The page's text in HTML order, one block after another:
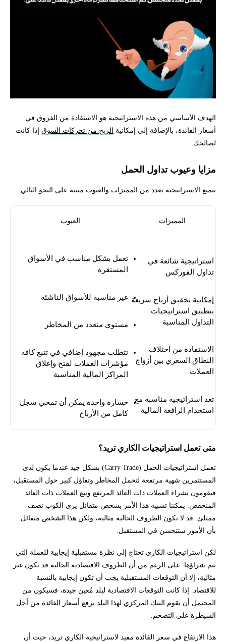
الهدف الأساسي من هذه الاستراتيجية هو الاستفادة من الفروق في
أسعار الفائدة، بالإضافة إلى إمكانية الربح من تحركات السوق إذا كانت
لصالحك.
مزايا وعيوب تداول الحمل
تتمتع الاستراتيجية بعدد من المميزات والعيوب مبينة على النحو التالي:
المميزات العيوب
استراتيجية شائعة في
تداول الفوركس
إمكانية تحقيق أرباح سريعة
بتطبيق استراتيجيات
التداول المناسبة
الاستفادة من اختلاف
النطاق السعري بين أزواج
العملات
تعد استراتيجية مناسبة مع
استخدام الرافعة المالية
تعمل بشكل مناسب في الأسواق
المستقرة
غير مناسبة للأسواق الناشئة
مستوى متعدد من المخاطر
تتطلب مجهود إضافي في تتبع كافة
مؤشرات العملات لفتح وإغلاق
المراكز المالية المناسبة
خسارة واحدة يمكن أن تمحي سجل
كامل من الأرباح
متى تعمل استراتيجيات الكاري تريد؟
تعمل استراتيجيات الحمل (Carry Trade) بشكل جيد عندما يكون لدى
المستثمرين شهية مرتفعة لتحمل المخاطر وتفاؤل كبير حول المستقبل،
فيقومون بشراء العملات ذات العائد المرتفع وبيع العملات ذات العائد
المنخفض. يمكننا تشبيه هذا الأمر بشخص متفائل يرى الكوب نصف
ممتلئ. قد لا تكون الظروف الحالية مثالية، ولكن هذا الشخص متفائل
بأن الأمور ستتحسن في المستقبل.
لكن استراتيجيات الكاري تحتاج إلى نظرة مستقبلية إيجابية للعملة التي
يتم شراؤها. على الرغم من أن الظروف الاقتصادية الحالية قد تكون غير
مثالية، إلا أن التوقعات المستقبلية يجب أن تكون إيجابية بالنسبة
للاقتصاد. إذا كانت التوقعات الاقتصادية لبلد مُعين جيدة، فسيكون من
المحتمل أن يقوم البنك المركزي لهذا البلد برفع أسعار الفائدة من أجل
السيطرة على التضخم.
هذا الارتفاع في سعر الفائدة مفيد لاستراتيجية الكاري تريد، حيث أن